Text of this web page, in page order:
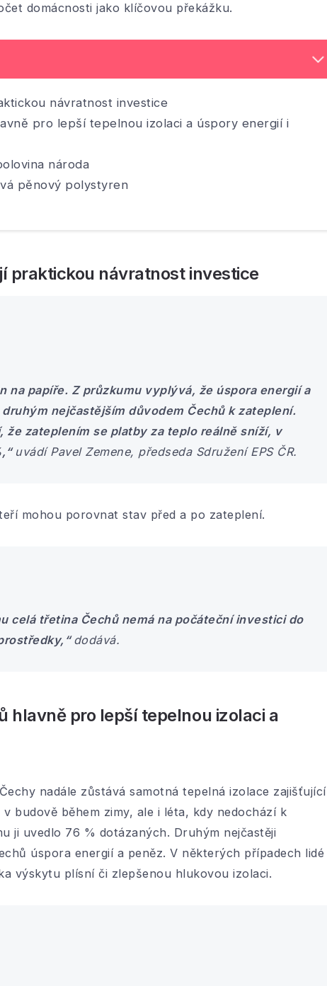
domácnosti jako klíčovou překážku.
návratnost investice
pro lepší tepelnou izolaci a úspory energií i
národa
pěnový polystyren
praktickou návratnost investice
na papíře. Z průzkumu vyplývá, že úspora energií a
nejčastějším důvodem Čechů k zateplení.
zateplením se platby za teplo reálně sníží, v
uvádí Pavel Zemene, předseda Sdružení EPS ČR.
mohou porovnat stav před a po zateplení.
celá třetina Čechů nemá na počáteční investici do
dodává.
hlavně pro lepší tepelnou izolaci a
nadále zůstává samotná tepelná izolace zajišťující
budově během zimy, ale i léta, kdy nedochází k
ji uvedlo 76 % dotázaných. Druhým nejčastěji
úspora energií a peněz. V některých případech lidé
výskytu plísní či zlepšenou hlukovou izolaci.